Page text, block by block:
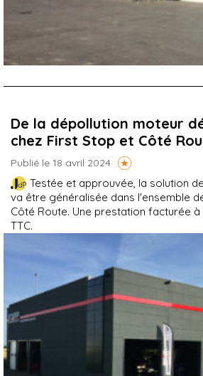
De la dépollution moteur
chez First Stop et Côté
Publié le 18 avril 2024
Testée et approuvée, la solution
va être généralisée dans l'ensemble
Côté Route. Une prestation facturée
TTC.